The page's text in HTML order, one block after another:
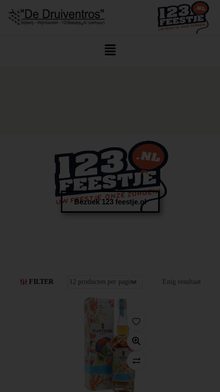
Bezoek 123 feestje.nl
FILTER Enig resultaat